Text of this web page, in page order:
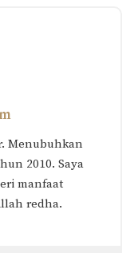
Menubuhkan
2010. Saya
manfaat
redha.